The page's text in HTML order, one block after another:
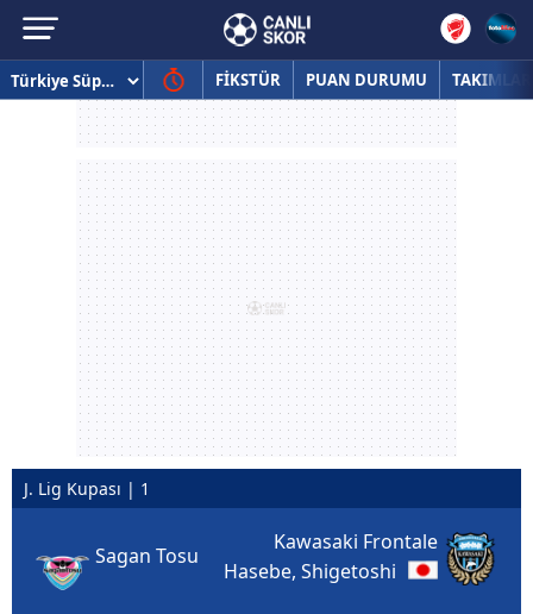
FİKSTÜR PUAN DURUMU TAKIMLAR
J. Lig Kupası | 1
Sagan Tosu
Kawasaki Frontale
Hasebe, Shigetoshi